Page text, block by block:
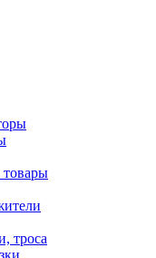
троса